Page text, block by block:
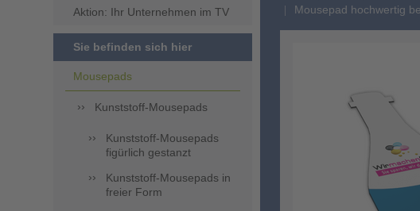
Aktion: Ihr Unternehmen im TV
Sie befinden sich hier
Mousepads
Kunststoff-Mousepads
Kunststoff-Mousepads
figürlich gestanzt
Kunststoff-Mousepads in
freier Form
Mousepad hochwertig